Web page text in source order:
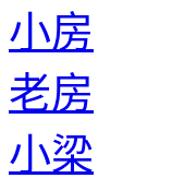
小房
老房
小梁